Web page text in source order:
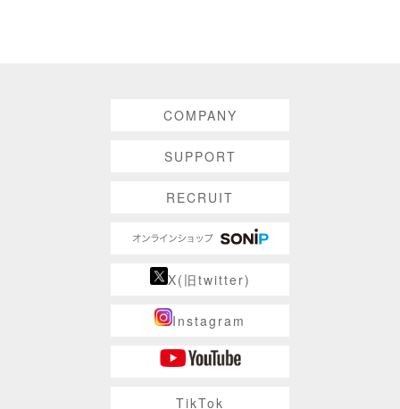
COMPANY
SUPPORT
RECRUIT
X(旧twitter)
Instagram
TikTok